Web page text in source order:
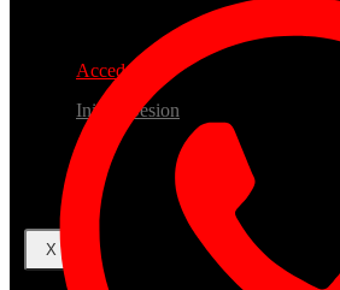
Contacto
Acceder
Iniciar Sesion
Registro
Restablecer la contraseña
X